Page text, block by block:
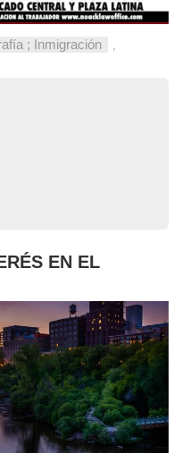
; Inmigración ,
EN EL